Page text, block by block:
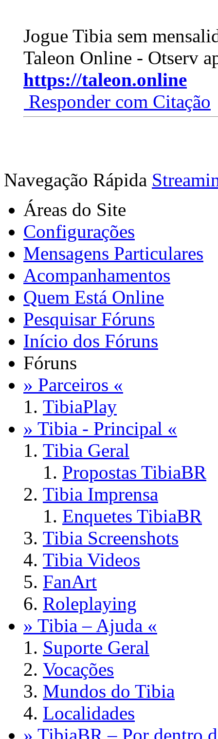
Jogue Tibia sem
Taleon Online - Otserv
https://taleon.online
Responder com Citação
Navegação Rápida
Áreas do Site
Configurações
Mensagens Particulares
Acompanhamentos
Quem Está Online
Pesquisar Fóruns
Início dos Fóruns
Fóruns
» Parceiros «
TibiaPlay
» Tibia - Principal «
Tibia Geral
Propostas TibiaBR
Tibia Imprensa
Enquetes TibiaBR
Tibia Screenshots
Tibia Videos
FanArt
Roleplaying
» Tibia – Ajuda «
Suporte Geral
Vocações
Mundos do Tibia
Localidades